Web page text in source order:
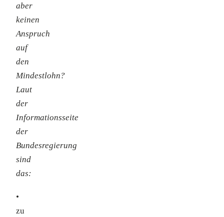
aber
keinen
Anspruch
auf
den
Mindestlohn?
Laut
der
Informationsseite
der
Bundesregierung
sind
das:
•
zu